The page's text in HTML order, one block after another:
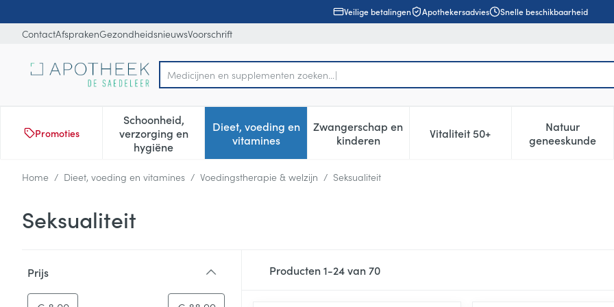
Veilige betalingen Apothekersadvies Snelle beschikbaarheid
ContactAfsprakenGezondheidsnieuwsVoorschrift
Product, merk, categorie...
Promoties
Schoonheid,
verzorging en
hygiëne
Toon submenu voor Schoonheid, verzorging en hygiëne categorie
Dieet, voeding en
vitaminesToon submenu voor Dieet, voeding en vitamines categorie
Zwangerschap en
kinderenToon submenu voor Zwangerschap en kinderen
Vitaliteit 50+Toon submenu voor Vitaliteit
Natuur
geneeskunde
Toon
Home / Dieet, voeding en vitamines / Voedingstherapie & welzijn / Seksualiteit
Seksualiteit
Prijs
Producten1-24van70